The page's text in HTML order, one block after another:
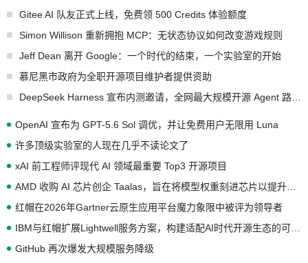
Gitee AI 队友正式上线，免费领 500 Credits 体验额度
Simon Willison 重新拥抱 MCP：无状态协议如何改变游戏规则
Jeff Dean 离开 Google：一个时代的结束，一个实验室的开始
慕尼黑市政府为全职开源项目维护者提供资助
OpenAI 宣布为 GPT-5.6 Sol 调优，并让免费用户无限用 Luna
许多顶级实验室的人现在几乎不读论文了
xAI 前工程师评现代 AI 领域最重要 Top3 开源项目
红帽在2026年Gartner云原生应用平台魔力象限中被评为领导者
GitHub 再次爆发大规模服务降级